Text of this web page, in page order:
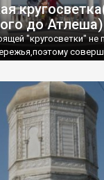
до Атлеша)
"кругосветки" не